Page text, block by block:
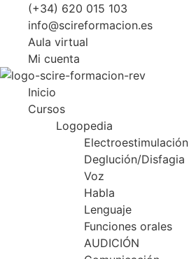
contenido
(+34) 620 015 103
info@scireformacion.es
Aula virtual
Mi cuenta
Inicio
Cursos
Logopedia
Electroestimulación
Deglución/Disfagia
Voz
Habla
Lenguaje
Funciones orales
AUDICIÓN